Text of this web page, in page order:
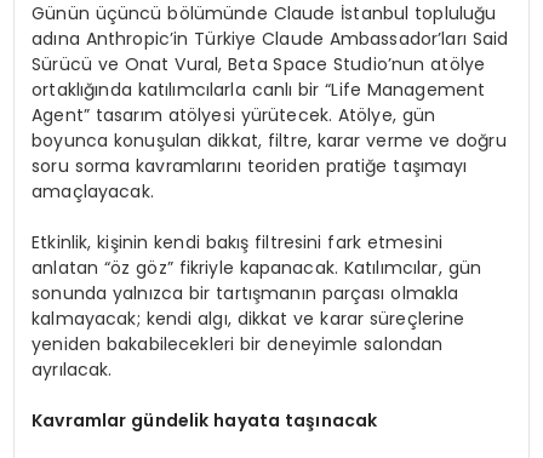
Günün üçüncü bölümünde Claude İstanbul topluluğu
adına Anthropic’in Türkiye Claude Ambassador’ları Said
Sürücü ve Onat Vural, Beta Space Studio’nun atölye
ortaklığında katılımcılarla canlı bir “Life Management
Agent” tasarım atölyesi yürütecek. Atölye, gün
boyunca konuşulan dikkat, filtre, karar verme ve doğru
soru sorma kavramlarını teoriden pratiğe taşımayı
amaçlayacak.
Etkinlik, kişinin kendi bakış filtresini fark etmesini
anlatan “öz göz” fikriyle kapanacak. Katılımcılar, gün
sonunda yalnızca bir tartışmanın parçası olmakla
kalmayacak; kendi algı, dikkat ve karar süreçlerine
yeniden bakabilecekleri bir deneyimle salondan
ayrılacak.
Kavramlar gündelik hayata taşınacak